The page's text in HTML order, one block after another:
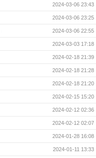
2024-03-06 23:43
2024-03-06 23:25
2024-03-06 22:55
2024-03-03 17:18
2024-02-18 21:39
2024-02-18 21:28
2024-02-18 21:20
2024-02-15 15:20
2024-02-12 02:36
2024-02-12 02:07
2024-01-28 16:08
2024-01-11 13:33